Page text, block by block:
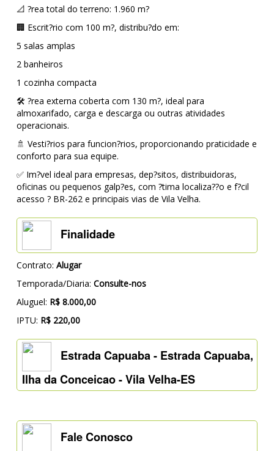
📐 ?rea total do terreno: 1.960 m?
🏢 Escrit?rio com 100 m?, distribu?do em:
5 salas amplas
2 banheiros
1 cozinha compacta
🛠️ ?rea externa coberta com 130 m?, ideal para
almoxarifado, carga e descarga ou outras atividades
operacionais.
🚿 Vesti?rios para funcion?rios, proporcionando praticidade e
conforto para sua equipe.
✅ Im?vel ideal para empresas, dep?sitos, distribuidoras,
oficinas ou pequenos galp?es, com ?tima localiza??o e f?cil
acesso ? BR-262 e principais vias de Vila Velha.
Finalidade
Contrato: Alugar
Temporada/Diaria: Consulte-nos
Aluguel: R$ 8.000,00
IPTU: R$ 220,00
Estrada Capuaba - Estrada Capuaba,
Ilha da Conceicao - Vila Velha-ES
Fale Conosco